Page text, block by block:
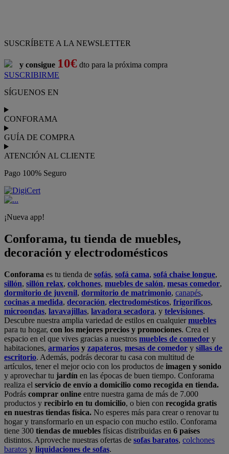
SUSCRÍBETE A LA NEWSLETTER
y consigue 10€ dto para la próxima compra
SUSCRIBIRME
SÍGUENOS EN
CONFORAMA
GUÍA DE COMPRA
ATENCIÓN AL CLIENTE
Pago 100% Seguro
¡Nueva app!
Conforama, tu tienda de muebles,
decoración y electrodomésticos
Conforama es tu tienda de sofás, sofá cama, sofá chaise longue,
sillón, sillón relax, colchones, muebles de salón, mesas comedor,
dormitorio de juvenil, dormitorio de matrimonio, canapés,
cocinas a medida, decoración, electrodomésticos, frigoríficos,
microondas, lavavajillas, lavadora secadora, y televisiones.
Descubre nuestra amplia variedad de estilos en cualquiermuebles
para tu hogar, con los mejores precios y promociones. Crea el
espacio en el que vives gracias a nuestros muebles de comedor y
habitaciones, armarios y zapateros, mesas de comedor y sillas de
escritorio. Además, podrás decorar tu casa con multitud de
artículos, tener el mejor ocio con los productos de imagen y sonido
y aprovechar tu jardín en las épocas de buen tiempo. Conforama
realiza el servicio de envío a domicilio como recogida en tienda.
Podrás comprar online entre nuestra gama de más de 7.000
productos y recibirlo en tu domicilio, o bien con recogida gratis
en nuestras tiendas física. No esperes más para crear o renovar tu
hogar y transformarlo en un espacio con mucho estilo. Conforama
tiene 300 tiendas de muebles físicas distribuidas en 6 países
distintos. Aproveche nuestras ofertas de sofas baratos, colchones
baratos y liquidaciones de sofas.